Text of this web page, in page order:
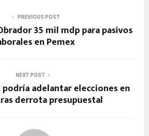
PREVIOUS POST
35 mil mdp para pasivos
en Pemex
NEXT POST
podría adelantar elecciones en
derrota presupuestal